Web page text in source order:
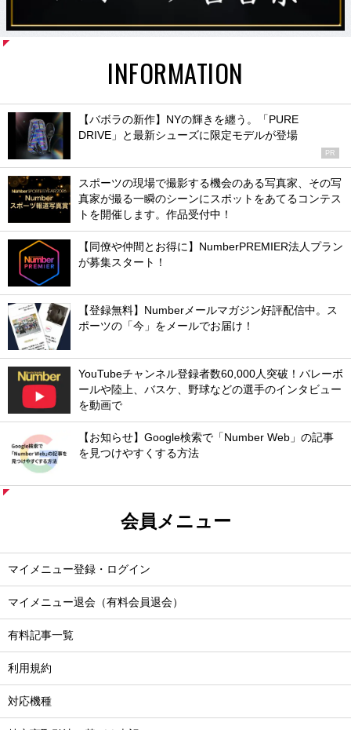
INFORMATION
【バボラの新作】NYの輝きを纏う。「PURE
DRIVE」と最新シューズに限定モデルが登場
PR
スポーツの現場で撮影する機会のある写真家、その写
真家が撮る一瞬のシーンにスポットをあてるコンテス
トを開催します。作品受付中！
【同僚や仲間とお得に】NumberPREMIER法人プラン
が募集スタート！
【登録無料】Numberメールマガジン好評配信中。ス
ポーツの「今」をメールでお届け！
YouTubeチャンネル登録者数60,000人突破！バレーボ
ールや陸上、バスケ、野球などの選手のインタビュー
を動画で
【お知らせ】Google検索で「Number Web」の記事
を見つけやすくする方法
会員メニュー
マイメニュー登録・ログイン
マイメニュー退会（有料会員退会）
有料記事一覧
利用規約
対応機種